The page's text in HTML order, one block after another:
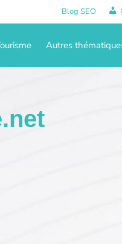
Blog SEO
Autres